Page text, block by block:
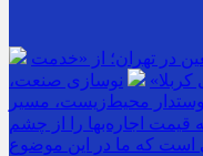
در تهران؛ از «خدمت
کربلا»
نوسازی صنعت،
محیط‌زیست، مسیر
قیمت اجاره‌بها را از چشم
است که ما در این موضوع